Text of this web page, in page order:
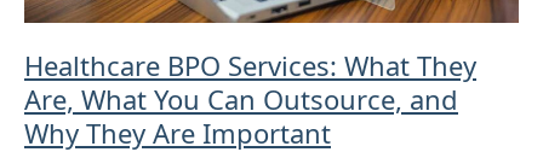
Healthcare BPO Services: What They
Are, What You Can Outsource, and
Why They Are Important